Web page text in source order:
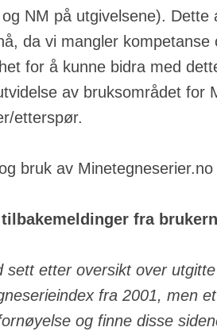
NM på utgivelsene). Dette
da vi mangler
for å kunne bidra med
av bruksområdet for
etterspør.
bruk av
fra
sett etter oversikt over
fra 2001, men
og finne disse